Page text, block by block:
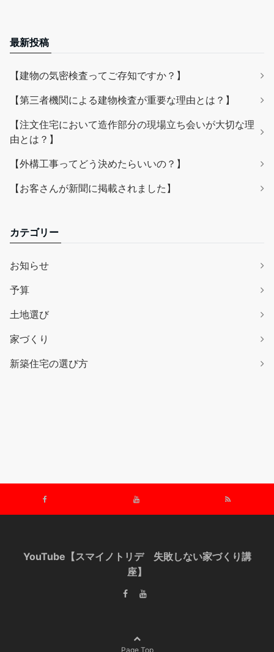
最新投稿
【建物の気密検査ってご存知ですか？】
【第三者機関による建物検査が重要な理由とは？】
【注文住宅において造作部分の現場立ち会いが大切な理
由とは？】
【外構工事ってどう決めたらいいの？】
【お客さんが新聞に掲載されました】
カテゴリー
お知らせ
予算
土地選び
家づくり
新築住宅の選び方
YouTube【スマイノトリデ 失敗しない家づくり講
座】
Page Top